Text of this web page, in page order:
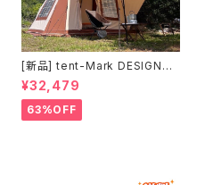
[新品] tent-Mark DESIGNS
ミグラテール｜景色を楽しむこ
だわりのロッジテント
¥32,479
63%OFF